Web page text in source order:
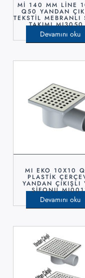
Mİ 140 MM LİNE
Q50 YANDAN
TEKSTİL MEBRANLI
TAKIMI
Devamını oku
MI EKO 10X10
PLASTİK
YANDAN ÇIKIŞLI
SİFONU
Devamını oku